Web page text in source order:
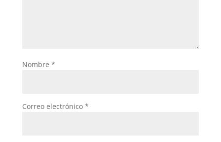
Nombre *
Correo electrónico *